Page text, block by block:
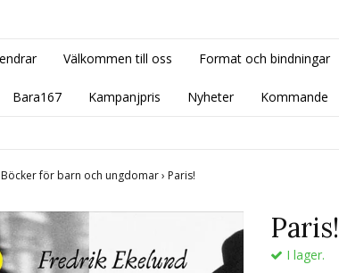
Välkommen till oss Format och bindningar
Bara167 Kampanjpris Nyheter Kommande
Böcker för barn och ungdomar› Paris!
Paris!
I lager.